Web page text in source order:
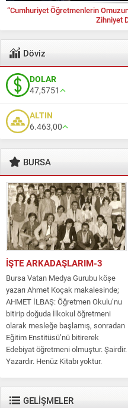
“Cumhuriyet Öğretmenlerin
Zihniyet
Döviz
DOLAR
47,5751
ALTIN
6.463,00
BURSA
İŞTE ARKADAŞLARIM-3
Bursa Vatan Medya Gurubu köşe
yazarı Ahmet Koçak makalesinde;
AHMET İLBAŞ: Öğretmen Okulu’nu
bitirip doğuda İlkokul öğretmeni
olarak mesleğe başlamış, sonradan
Eğitim Enstitüsü’nü bitirerek
Edebiyat öğretmeni olmuştur. Şairdir.
Yazardır. Henüz Kitabı yoktur.
diyenlere güler geçer. Yüce...
GELİŞMELER